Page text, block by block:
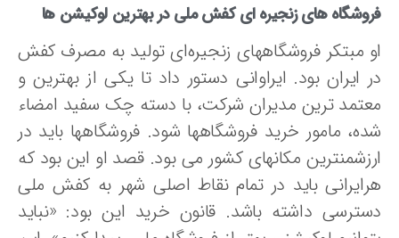
های زنجیره ای کفش ملی در بهترین لوکیشن ها
مبتکر فروشگاههای زنجیره‌ای تولید به مصرف کفش
ایران بود. ایراوانی دستور داد تا یکی از بهترین و
ترین مدیران شرکت، با دسته چک سفید امضاء
مامور خرید فروشگاهها شود. فروشگاهها باید در
مکانهای کشور می بود. قصد او این بود که
باید در تمام نقاط اصلی شهر به کفش ملی
داشته باشد. قانون خرید این بود: «نباید